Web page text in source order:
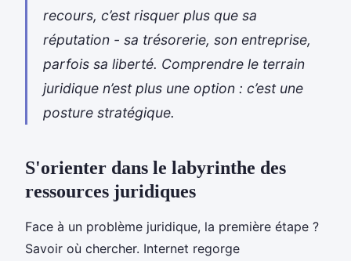
recours, c’est risquer plus que sa
réputation - sa trésorerie, son entreprise,
parfois sa liberté. Comprendre le terrain
juridique n’est plus une option : c’est une
posture stratégique.
S'orienter dans le labyrinthe des
ressources juridiques
Face à un problème juridique, la première étape ?
Savoir où chercher. Internet regorge